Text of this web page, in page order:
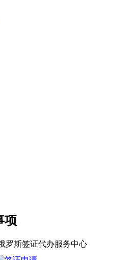
项
罗斯签证代办服务中心